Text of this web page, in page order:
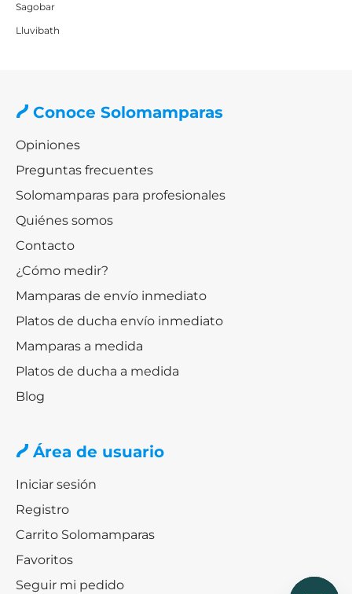
Sagobar
Lluvibath
Conoce Solomamparas
Opiniones
Preguntas frecuentes
Solomamparas para profesionales
Quiénes somos
Contacto
¿Cómo medir?
Mamparas de envío inmediato
Platos de ducha envío inmediato
Mamparas a medida
Platos de ducha a medida
Blog
Área de usuario
Iniciar sesión
Registro
Carrito Solomamparas
Favoritos
Seguir mi pedido